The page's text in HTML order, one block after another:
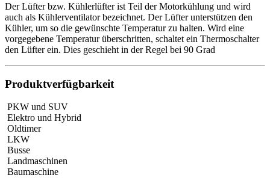
Der Lüfter bzw. Kühlerlüfter ist Teil der Motorkühlung und wird
auch als Kühlerventilator bezeichnet. Der Lüfter unterstützen den
Kühler, um so die gewünschte Temperatur zu halten. Wird eine
vorgegebene Temperatur überschritten, schaltet ein Thermoschalter
den Lüfter ein. Dies geschieht in der Regel bei 90 Grad
Produktverfügbarkeit
PKW und SUV
Elektro und Hybrid
Oldtimer
LKW
Busse
Landmaschinen
Baumaschine